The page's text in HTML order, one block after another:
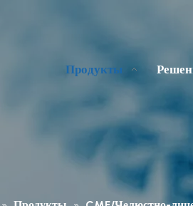
Продукты